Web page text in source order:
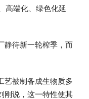
高端化、绿色化延
静待新一轮榨季，而
艺被制备成生物质多
刚说，这一特性使其